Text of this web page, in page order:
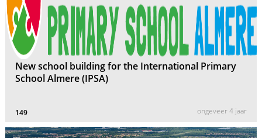
New school building for the International Primary
School Almere (IPSA)
149 ongeveer 4 jaar